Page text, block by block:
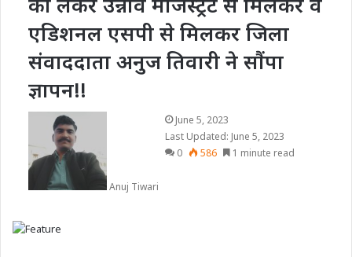
एडिशनल एसपी से मिलकर जिला
संवाददाता अनुज तिवारी ने सौंपा
ज्ञापन!!
Anuj Tiwari
June 5, 2023
Last Updated: June 5, 2023
0
586 1 minute read